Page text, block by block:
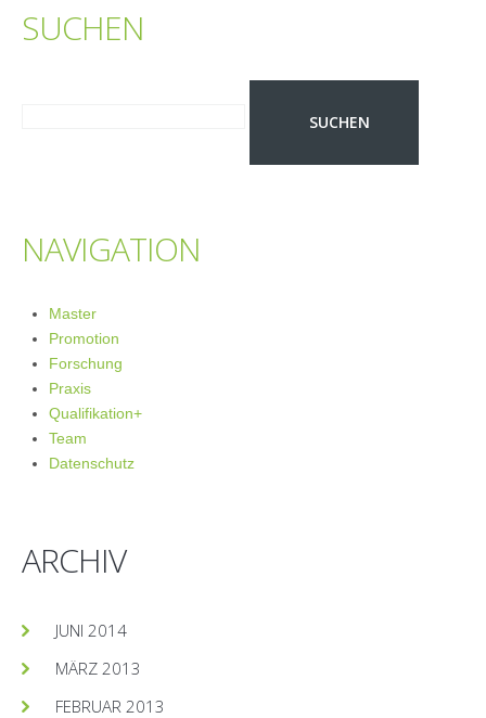
SUCHEN
NAVIGATION
Master
Promotion
Forschung
Praxis
Qualifikation+
Team
Datenschutz
ARCHIV
JUNI 2014
MÄRZ 2013
FEBRUAR 2013